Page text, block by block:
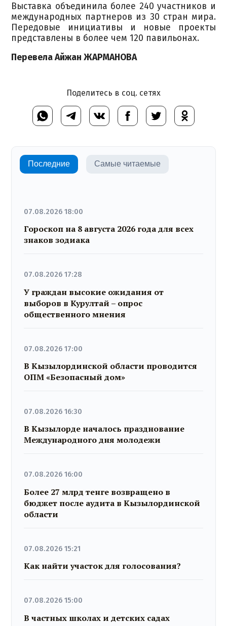
Поделитесь в соц. сетях
Выставка объединила более 240 участников и
международных партнеров из 30 стран мира.
Передовые инициативы и новые проекты
представлены в более чем 120 павильонах.
Перевела Айжан ЖАРМАНОВА
Последние Самые читаемые
07.08.2026 18:00
Гороскоп на 8 августа 2026 года для всех
знаков зодиака
07.08.2026 17:28
У граждан высокие ожидания от
выборов в Курултай – опрос
общественного мнения
07.08.2026 17:00
В Кызылординской области проводится
ОПМ «Безопасный дом»
07.08.2026 16:30
В Кызылорде началось празднование
Международного дня молодежи
07.08.2026 16:00
Более 27 млрд тенге возвращено в
бюджет после аудита в Кызылординской
области
07.08.2026 15:21
Как найти участок для голосования?
07.08.2026 15:00
В частных школах и детских садах